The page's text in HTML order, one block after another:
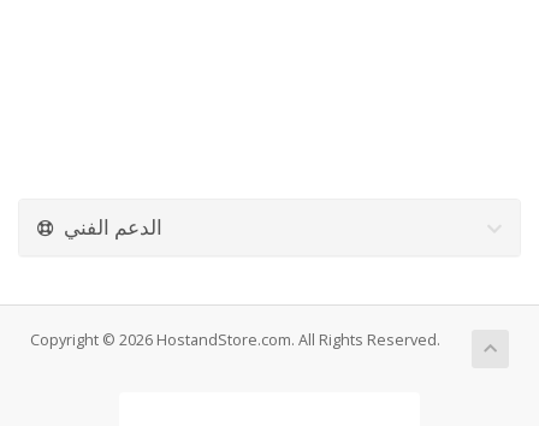
الدعم الفني
Copyright © 2026 HostandStore.com. All Rights Reserved.